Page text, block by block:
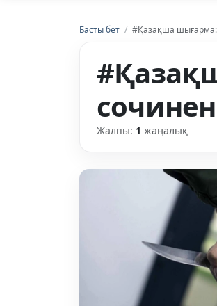
Басты бет / #Қазақша шығарма:
Жалпы: 1 жаңалық